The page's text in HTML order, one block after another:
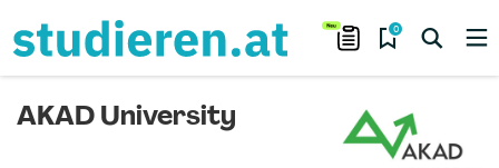
0
AKAD University